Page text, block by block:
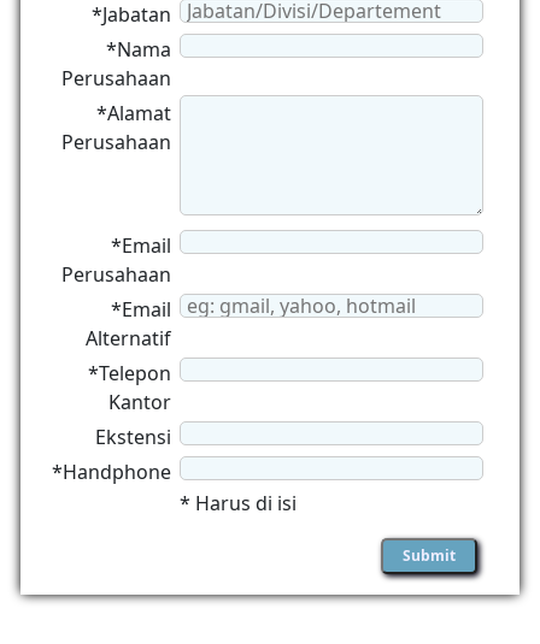
*Jabatan
*Nama
Perusahaan
*Alamat
Perusahaan
*Email
Perusahaan
*Email
Alternatif
*Telepon
Kantor
Ekstensi
*Handphone
* Harus di isi